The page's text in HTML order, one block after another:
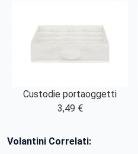
Custodie portaoggetti
3,49 €
Volantini Correlati: